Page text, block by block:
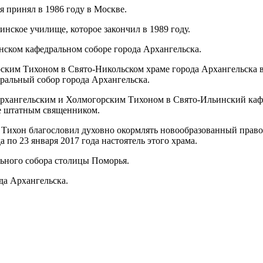
принял в 1986 году в Москве.
училище, которое закончил в 1989 году.
кафедральном соборе города Архангельска.
Тихоном в Свято-Никольском храме города Архангельска
собор города Архангельска.
и Холмогорским Тихоном в Свято-Ильинский
штатным священником.
благословил духовно окормлять новообразованный
23 января 2017 года настоятель этого храма.
собора столицы Поморья.
Архангельска.